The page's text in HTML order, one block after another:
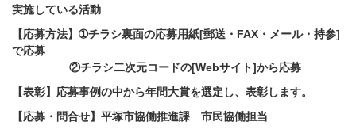
実施している活動
【応募方法】➀チラシ裏面の応募用紙[郵送・FAX・メール・持参]
で応募
②チラシ二次元コードの[Webサイト]から応募
【表彰】応募事例の中から年間大賞を選定し、表彰します。
【応募・問合せ】平塚市協働推進課 市民協働担当